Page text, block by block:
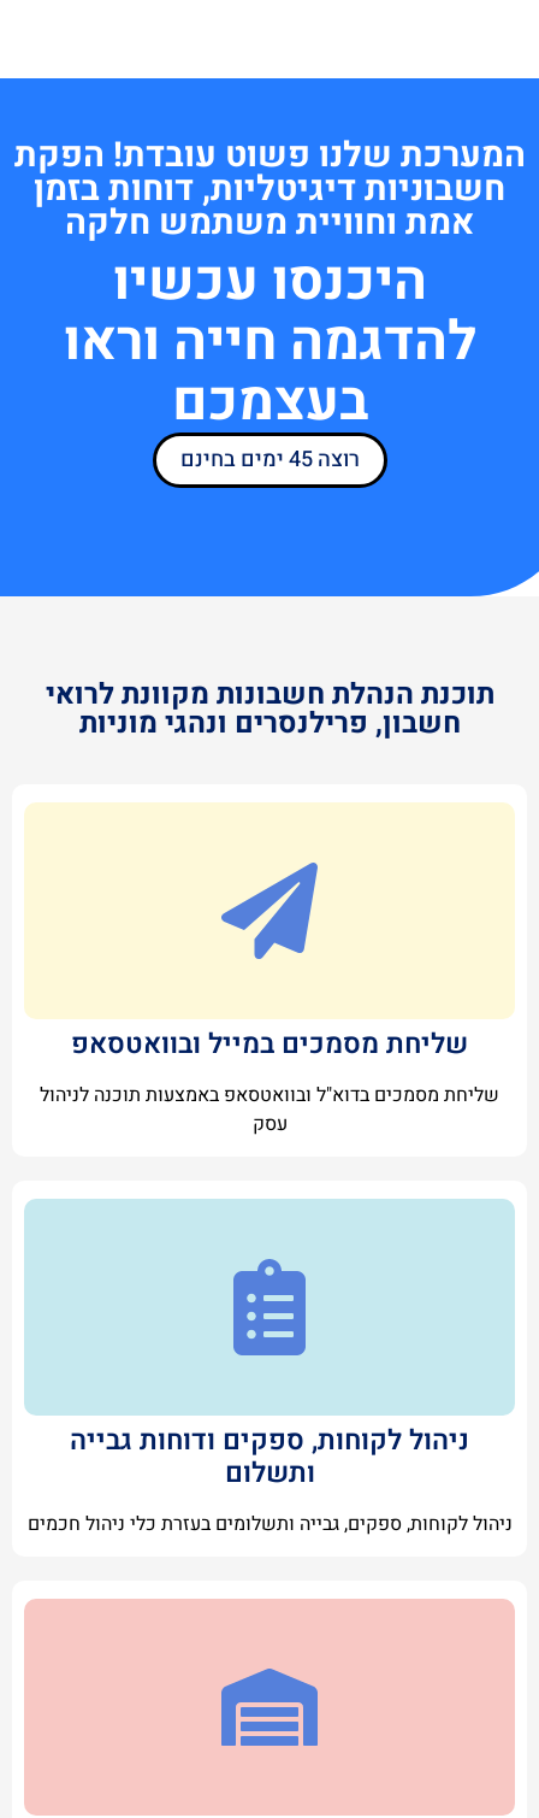
המערכת שלנו פשוט עובדת! הפקת
חשבוניות דיגיטליות, דוחות בזמן
אמת וחוויית משתמש חלקה
היכנסו עכשיו
להדגמה חייה וראו
בעצמכם
רוצה 45 ימים בחינם
תוכנת הנהלת חשבונות מקוונת לרואי
חשבון, פרילנסרים ונהגי מוניות
שליחת מסמכים במייל ובוואטסאפ
שליחת מסמכים בדוא"ל ובוואטסאפ באמצעות תוכנה לניהול
עסק
ניהול לקוחות, ספקים ודוחות גבייה
ותשלום
ניהול לקוחות, ספקים, גבייה ותשלומים בעזרת כלי ניהול חכמים